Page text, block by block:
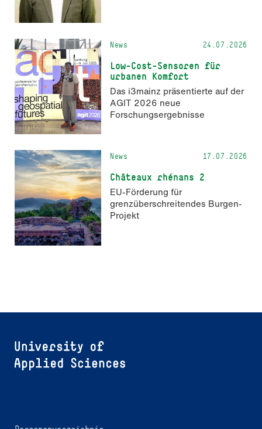
News 24.07.2026
Low-Cost-Sensoren für
urbanen Komfort
Das i3mainz präsentierte auf der
AGIT 2026 neue
Forschungsergebnisse
News 17.07.2026
Châteaux rhénans 2
EU-Förderung für
grenzüberschreitendes Burgen-
Projekt